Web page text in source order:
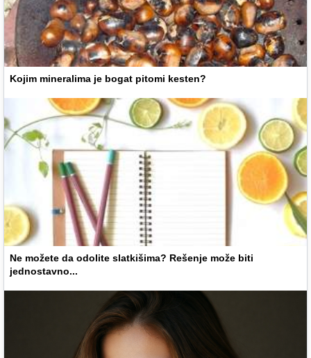
Kojim mineralima je bogat pitomi kesten?
Ne možete da odolite slatkišima? Rešenje može biti
jednostavno...